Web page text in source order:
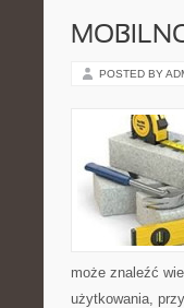
POSTED BY
może znaleźć
użytkowania,